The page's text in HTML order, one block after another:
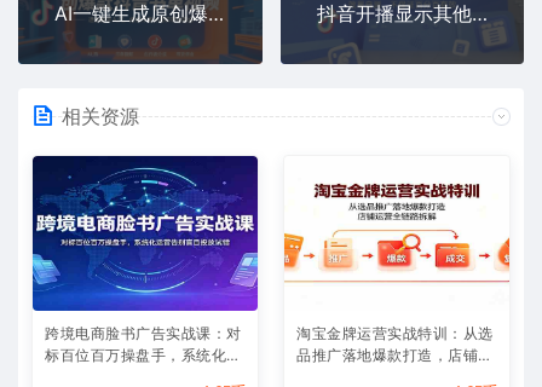
AI一键生成原创爆款抖音书单视频，适合新手入门，撸创作者分成和带货佣金【揭秘】
抖音开播显示其他实名账号封禁解决方法，效果自测，不保证百分百有效
相关资源
跨境电商脸书广告实战课：对
标百位百万操盘手，系统化运
淘宝金牌运营实战特训：从选
品推广落地爆款打造，店铺运